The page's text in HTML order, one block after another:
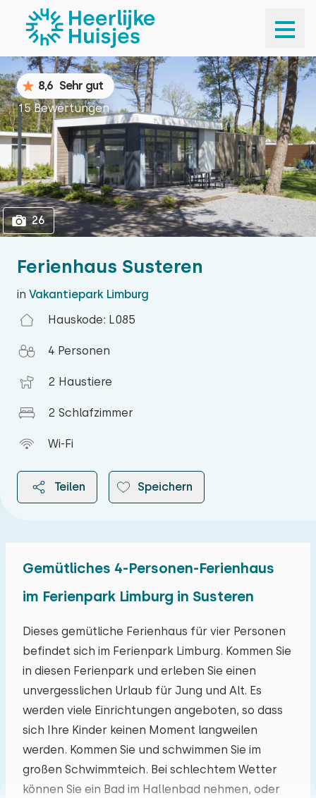
1
Ferienhaus Susteren
in Vakantiepark Limburg
Hauskode: L085
4 Personen
2 Haustiere
2 Schlafzimmer
Wi-Fi
Teilen Speichern
8,6 Sehr gut
15 Bewertungen
26
Gemütliches 4-Personen-Ferienhaus
im Ferienpark Limburg in Susteren
Dieses gemütliche Ferienhaus für vier Personen
befindet sich im Ferienpark Limburg. Kommen Sie
in diesen Ferienpark und erleben Sie einen
unvergesslichen Urlaub für Jung und Alt. Es
werden viele Einrichtungen angeboten, so dass
sich Ihre Kinder keinen Moment langweilen
werden. Kommen Sie und schwimmen Sie im
großen Schwimmteich. Bei schlechtem Wetter
können Sie ein Bad im Hallenbad nehmen, oder
August 2026
Mo Di Mi Do Fr Sa So
27 28 29 30 31 01
03 04 05 06 07 08
10 11 12 13 14 15 16